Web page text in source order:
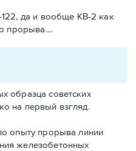
да и вообще КВ-2 как
прорыва....
образца советских
на первый взгляд.
опыту прорыва линии
железобетонных